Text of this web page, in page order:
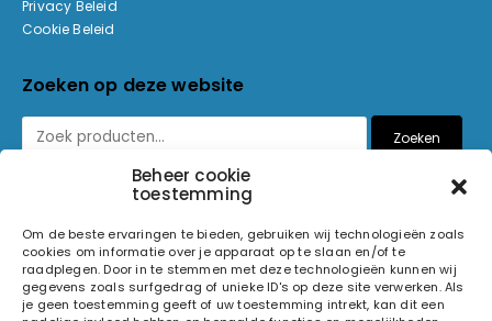
Beheer cookie
toestemming
Om de beste ervaringen te bieden, gebruiken wij technologieën zoals
cookies om informatie over je apparaat op te slaan en/of te
raadplegen. Door in te stemmen met deze technologieën kunnen wij
gegevens zoals surfgedrag of unieke ID's op deze site verwerken. Als
je geen toestemming geeft of uw toestemming intrekt, kan dit een
Privacy Beleid
Cookie Beleid
Zoeken op deze website
Zoeken